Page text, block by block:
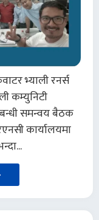
भ्याली रनर्स
कम्युनिटी
समन्वय बैठक
कार्यालयमा